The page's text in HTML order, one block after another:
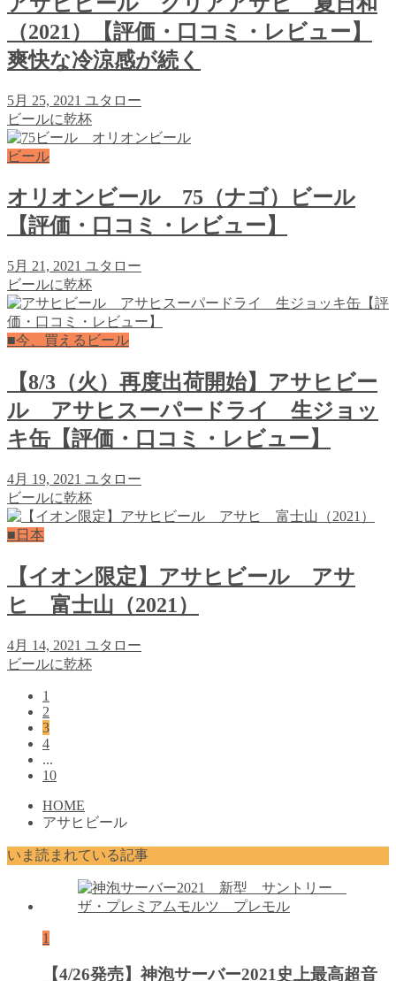
（2021）【評価・口コミ・レビュー】
爽快な冷涼感が続く
5月 25, 2021 ユタロー
ビールに乾杯
ビール
オリオンビール 75（ナゴ）ビール
【評価・口コミ・レビュー】
5月 21, 2021 ユタロー
ビールに乾杯
■今、買えるビール
【8/3（火）再度出荷開始】アサヒビー
ル アサヒスーパードライ 生ジョッ
キ缶【評価・口コミ・レビュー】
4月 19, 2021 ユタロー
ビールに乾杯
■日本
【イオン限定】アサヒビール アサ
ヒ 富士山（2021）
4月 14, 2021 ユタロー
ビールに乾杯
1
2
3
4
...
10
HOME
アサヒビール
いま読まれている記事
1
【4/26発売】神泡サーバー2021史上最高超音